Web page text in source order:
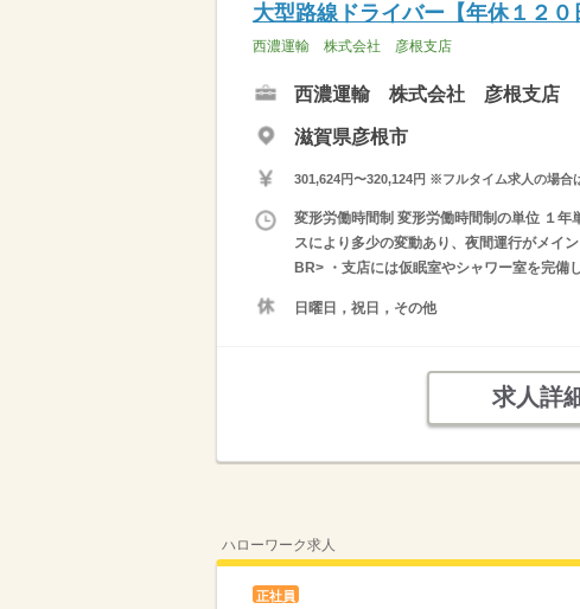
大型路線ドライバー【年休１２０
西濃運輸 株式会社 彦根支店
西濃運輸 株式会社 彦根支店
滋賀県彦根市
301,624円〜320,124円 ※フルタイム求人の場合
変形労働時間制 変形労働時間制の単位 １
スにより多少の変動あり、夜間運行がメイ
BR> ・支店には仮眠室やシャワー室を完備
日曜日，祝日，その他
求人詳
ハローワーク求人
正社員